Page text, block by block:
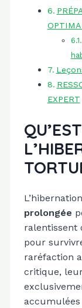
EXPERT
prolongée
ralentissent
pour
raréfaction
critique,